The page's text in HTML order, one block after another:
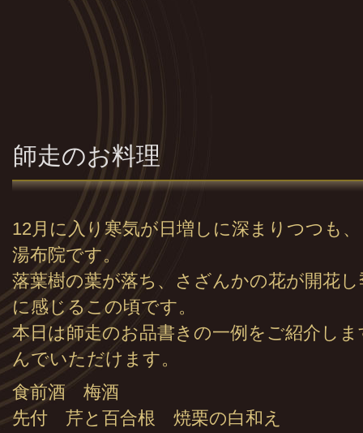
師走のお料理
12月に入り寒気が日増しに深まりつつも
湯布院です。
落葉樹の葉が落ち、さざんかの花が開花
に感じるこの頃です。
本日は師走のお品書きの一例をご紹介し
んでいただけます。
食前酒 梅酒
先付 芹と百合根 焼栗の白和え